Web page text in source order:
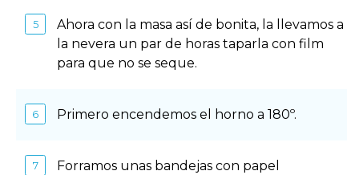
Ahora con la masa así de bonita, la llevamos a
la nevera un par de horas taparla con film
para que no se seque.
Primero encendemos el horno a 180º.
Forramos unas bandejas con papel